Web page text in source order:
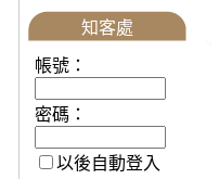
知客處
帳號：
密碼：
以後自動登入